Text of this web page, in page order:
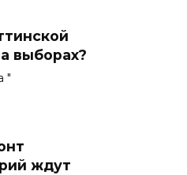
выборах?
"
ждут